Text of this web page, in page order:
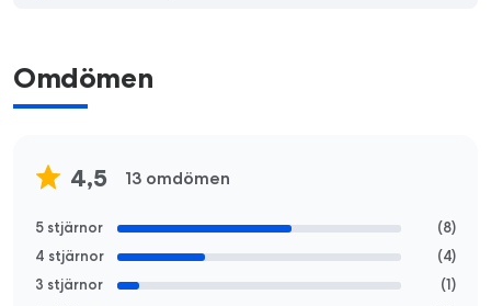
Omdömen
4,5 13 omdömen
5 stjärnor (8)
4 stjärnor
(4)
3 stjärnor
(1)